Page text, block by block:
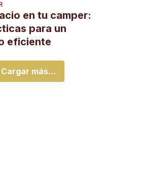
en tu camper:
para un
eficiente
Cargar más...